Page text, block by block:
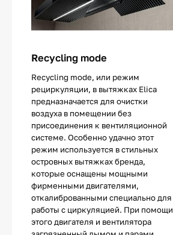
Recycling mode
Recycling mode, или режим
рециркуляции, в вытяжках Elica
предназначается для очистки
воздуха в помещении без
присоединения к вентиляционной
системе. Особенно удачно этот
режим используется в стильных
островных вытяжках бренда,
которые оснащены мощными
фирменными двигателями,
откалиброванными специально для
работы с циркуляцией. При помощи
этого двигателя и вентилятора